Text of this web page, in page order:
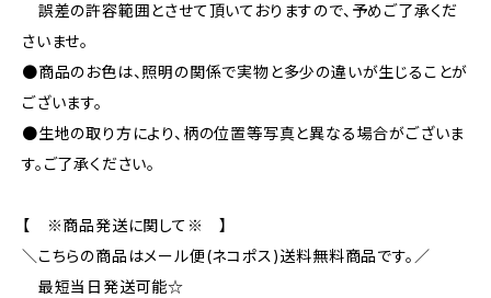
誤差の許容範囲とさせて頂いておりますので、予めご了承くだ
さいませ。
●商品のお色は、照明の関係で実物と多少の違いが生じることが
ございます。
●生地の取り方により、柄の位置等写真と異なる場合がございま
す。ご了承ください。
【 ※商品発送に関して※ 】
＼こちらの商品はメール便(ネコポス)送料無料商品です。／
最短当日発送可能☆